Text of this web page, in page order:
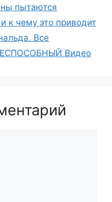
пытаются
к чему это приводит
Все
Видео